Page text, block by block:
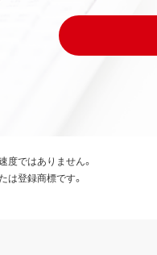
度ではありません。
は登録商標です。